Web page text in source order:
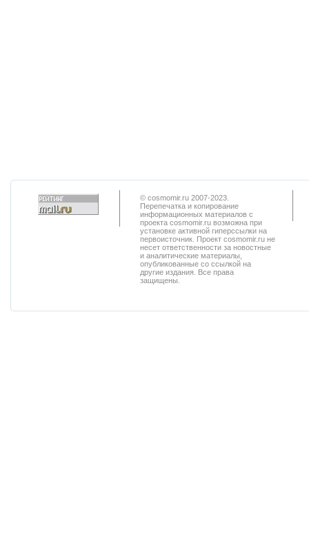
© cosmomir.ru 2007-2023.
Перепечатка и копирование
информационных материалов с
проекта cosmomir.ru возможна при
установке активной гиперссылки на
первоисточник. Проект cosmomir.ru не
несет ответственности за новостные
и аналитические материалы,
опубликованные со ссылкой на
другие издания. Все права
защищены.